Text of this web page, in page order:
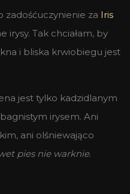
zadośćuczynienie za Iris
irysy. Tak chciałam, by
i bliska krwiobiegu jest
jest tylko kadzidlanym
irysem. Ani
ani olśniewająco
pies nie warknie.